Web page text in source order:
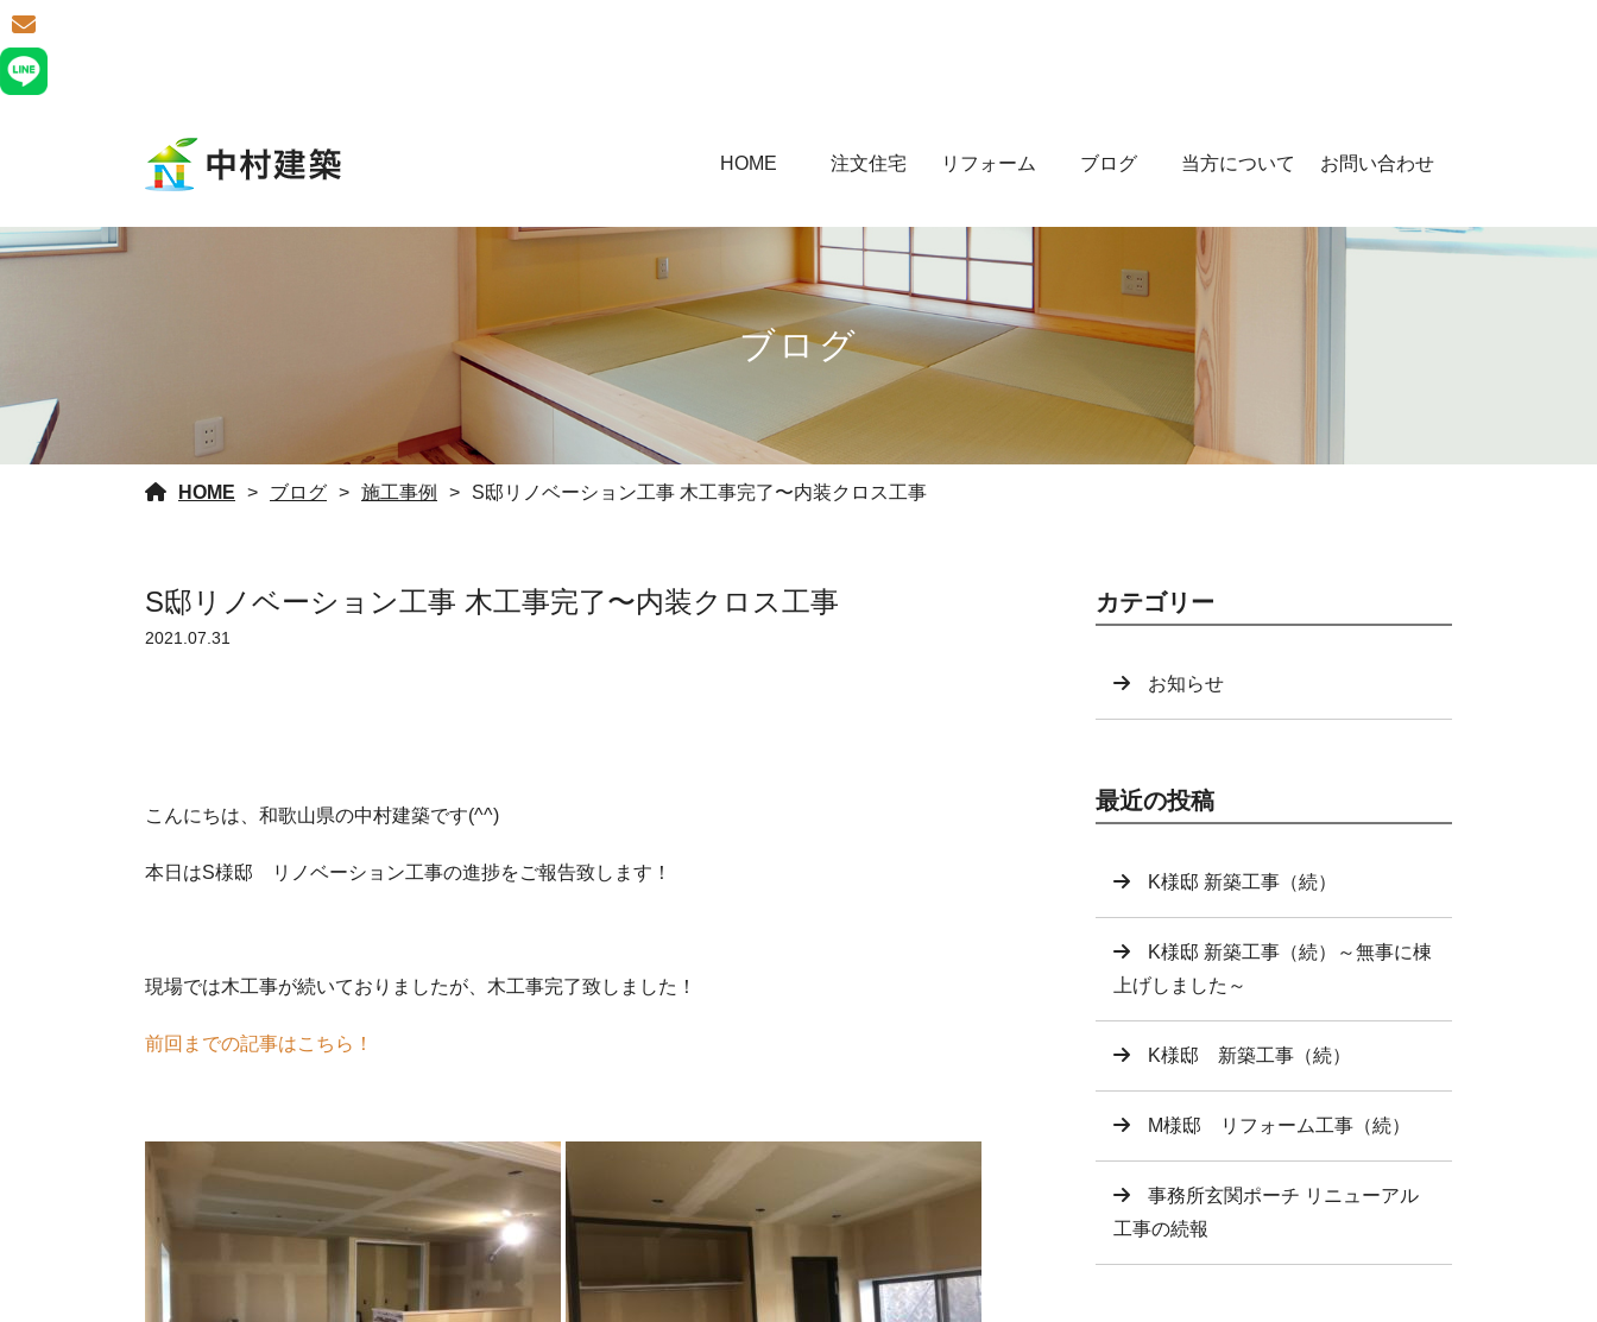
HOME 注文住宅 リフォーム ブログ 当方について お問い合わせ
ブログ
HOME ブログ 施工事例 S邸リノベーション工事 木工事完了〜内装クロス工事
S邸リノベーション工事 木工事完了〜内装クロス工事
2021.07.31
こんにちは、和歌山県の中村建築です(^^)
本日はS様邸 リノベーション工事の進捗をご報告致します！
現場では木工事が続いておりましたが、木工事完了致しました！
前回までの記事はこちら！
カテゴリー
お知らせ
最近の投稿
K様邸 新築工事（続）
K様邸 新築工事（続）～無事に棟
上げしました～
K様邸 新築工事（続）
M様邸 リフォーム工事（続）
事務所玄関ポーチ リニューアル
工事の続報